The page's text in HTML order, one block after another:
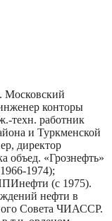
Московский
конторы
техн. работник
и Туркменской
директор
объед. «Грознефть»
1974);
(с 1975).
нефти в
Совета ЧИАССР.